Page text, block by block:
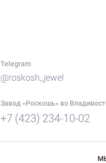
Telegram
@roskosh_jewel
Завод «Роскошь» во
+7 (423) 234-10-02